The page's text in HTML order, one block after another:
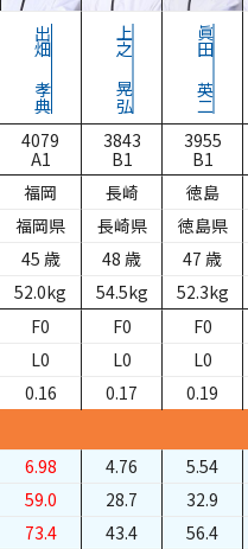
眞田
英二
上之
晃弘
出畑
孝典
3955
B1
3843
B1
4079
A1
徳島
長崎
福岡
徳島県
長崎県
福岡県
47 歳
48 歳
45 歳
52.3kg
54.5kg
52.0kg
F0
F0
F0
L0
L0
L0
0.19
0.17
0.16
5.54
4.76
6.98
32.9
28.7
59.0
56.4
43.4
73.4